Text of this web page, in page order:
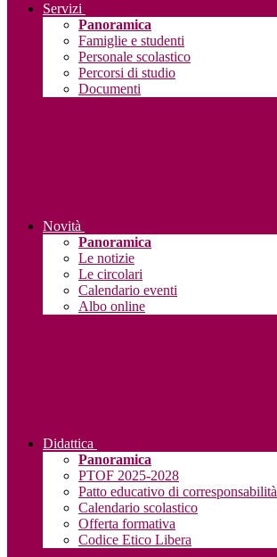
Servizi
Panoramica
Famiglie e studenti
Personale scolastico
Percorsi di studio
Documenti
Novità
Panoramica
Le notizie
Le circolari
Calendario eventi
Albo online
Didattica
Panoramica
PTOF 2025-2028
Patto educativo di corresponsabilità
Calendario scolastico
Offerta formativa
Codice Etico Libera